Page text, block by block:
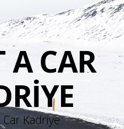
A CAR
Kadriye